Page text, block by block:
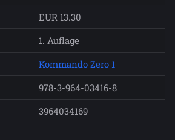
EUR 13.30
1. Auflage
Kommando Zero 1
978-3-964-03416-8
3964034169